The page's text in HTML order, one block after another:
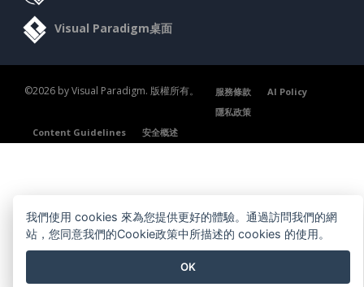
Visual Paradigm桌面
©2026 by Visual Paradigm. 版權所有。 服務條款
AI Policy
隱私政策
Content Guidelines
安全概述
我們使用 cookies 來為您提供更好的體驗。通過訪問我們的網
站，您同意我們的Cookie政策中所描述的 cookies 的使用。
OK